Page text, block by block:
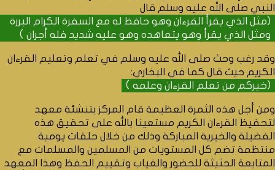
النبي صلى الله عليه وسلم قال
(مثل الذي يقرأ القرءان وهو حافظ له مع السفرة الكرام البررة
ومثل الذي يقرأ وهو يتعاهده وهو عليه شديد فله أجران )
وقد رغب وحث صلى الله عليه وسلم في تعلم وتعليم القرءان
الكريم حيث قال كما في البخاري:
(خيركم من تعلم القرءان وعلمه )
ومن أجل هذه الثمرة العظيمة قام المركز بتنشئة معهد
لتحفيظ القرءان الكريم مستعينا بالله على تحقيق هذه
الفضيلة والخيرية المباركة وذلك من خلال حلقات يومية
منتظمة تضم كل المستويات من المسلمين والمسلمات مع
المتابعة الحثيثة للحضور والغياب وتقييم الحفظ وهذا المعهد